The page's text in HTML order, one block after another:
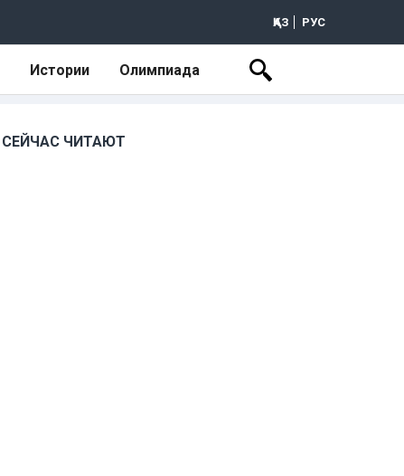
ҚАЗ РУС
Истории Олимпиада
СЕЙЧАС ЧИТАЮТ